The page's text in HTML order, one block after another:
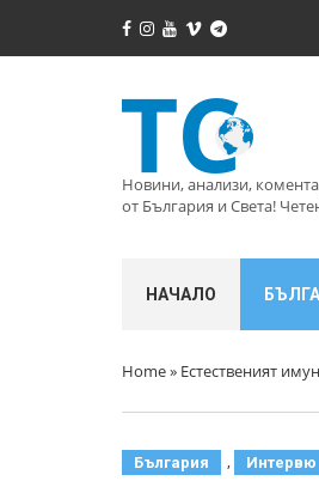
Новини, анализи,
от България и Света!
НАЧАЛО
Home» Естественият
България , Интервю